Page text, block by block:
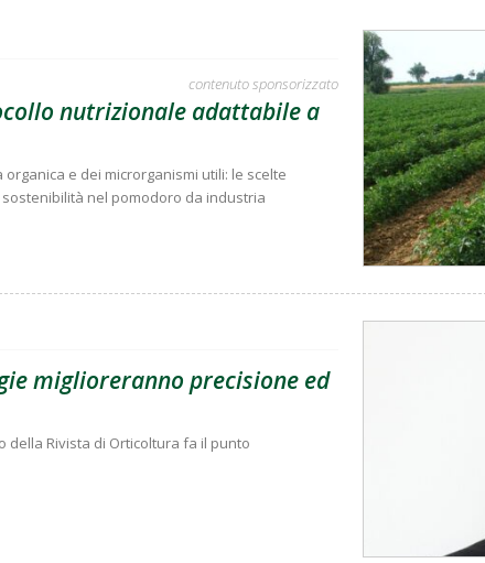
contenuto sponsorizzato
nutrizionale adattabile a
e dei microrganismi utili: le scelte
nel pomodoro da industria
miglioreranno precisione ed
Rivista di Orticoltura fa il punto